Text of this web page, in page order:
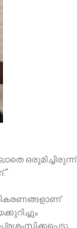
ഒരുമിച്ചിരുന്ന്